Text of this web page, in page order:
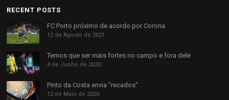
RECENT POSTS
FC Porto próximo de acordo por Corona
12 de Agosto de 2021
Temos que ser mais fortes no campo e fora dele
4 de Junho de 2020
Pinto da Costa envia “recados”
12 de Maio de 2020